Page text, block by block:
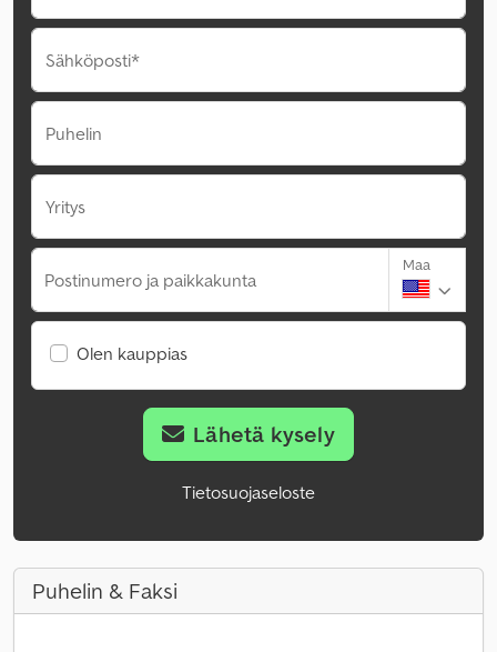
Sähköposti*
Puhelin
Yritys
Postinumero ja paikkakunta
Maa
Olen kauppias
Lähetä kysely
Tietosuojaseloste
Puhelin & Faksi